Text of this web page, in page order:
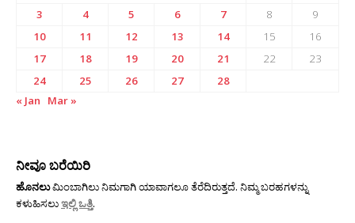
3
4 5 6 7 8
9
10
11 12 13 14 15
16
17
18 19 20 21 22
23
24
25 26 27
28
« Jan
Mar »
ನೀವೂ ಬರೆಯಿರಿ
ಹೊನಲುಮಿಂಬಾಗಿಲು ನಿಮಗಾಗಿ ಯಾವಾಗಲೂ ತೆರೆದಿರುತ್ತದೆ. ನಿಮ್ಮ ಬರಹಗಳನ್ನು
ಕಳುಹಿಸಲುಇಲ್ಲಿ ಒತ್ತಿ.